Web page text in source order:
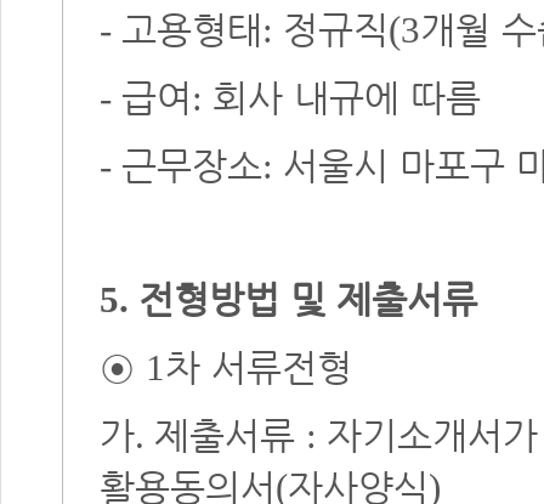
- 고용형태 : 정규직(3개월
- 급여 : 회사 내규에 따름
- 근무장소: 서울시 마포구
5. 전형방법 및 제출서류
◉ 1차 서류전형
가. 제출서류 : 자기소개서
활용동의서 (자사양식)